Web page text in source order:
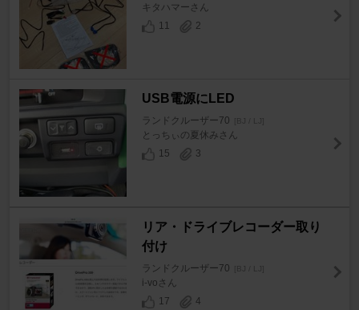
キタハマーさん
11
2
USB電源にLED
ランドクルーザー70 [BJ / LJ]
とっちぃの夏休みさん
15
3
リア・ドライブレコーダー取り
付け
ランドクルーザー70 [BJ / LJ]
i-voさん
17
4